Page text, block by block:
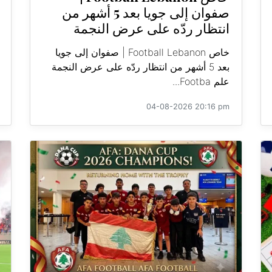
صفوان إلى جويا بعد 5 أشهر من
انتظار ردّه على عرض النجمة
خاص Football Lebanon | صفوان إلى جويا
بعد 5 أشهر من انتظار ردّه على عرض النجمة
علم Footba...
04-08-2026 20:16 pm